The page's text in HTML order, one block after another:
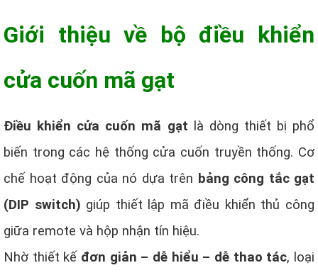
Giới thiệu về bộ điều khiển
cửa cuốn mã gạt
Điều khiển cửa cuốn mã gạt là dòng thiết bị phổ
biến trong các hệ thống cửa cuốn truyền thống. Cơ
chế hoạt động của nó dựa trên bảng công tắc gạt
(DIP switch) giúp thiết lập mã điều khiển thủ công
giữa remote và hộp nhận tín hiệu.
Nhờ thiết kế đơn giản – dễ hiểu – dễ thao tác, loại